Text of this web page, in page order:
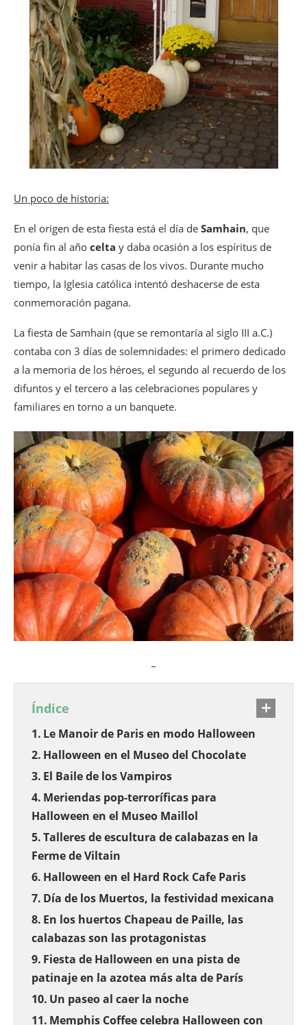
Un poco de historia:
En el origen de esta fiesta está el día de Samhain, que
ponía fin al año celta y daba ocasión a los espíritus de
venir a habitar las casas de los vivos. Durante mucho
tiempo, la Iglesia católica intentó deshacerse de esta
conmemoración pagana.
La fiesta de Samhain (que se remontaría al siglo III a.C.)
contaba con 3 días de solemnidades: el primero dedicado
a la memoria de los héroes, el segundo al recuerdo de los
difuntos y el tercero a las celebraciones populares y
familiares en torno a un banquete.
Índice
Le Manoir de Paris en modo Halloween
Halloween en el Museo del Chocolate
El Baile de los Vampiros
Meriendas pop-terroríficas para
Halloween en el Museo Maillol
Talleres de escultura de calabazas en la
Ferme de Viltain
Halloween en el Hard Rock Cafe Paris
Día de los Muertos, la festividad mexicana
En los huertos Chapeau de Paille, las
calabazas son las protagonistas
Fiesta de Halloween en una pista de
patinaje en la azotea más alta de París
Un paseo al caer la noche
Memphis Coffee celebra Halloween con